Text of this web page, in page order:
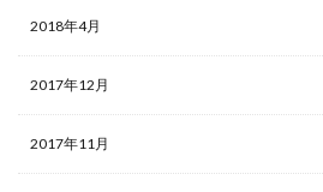
2018年4月
2017年12月
2017年11月